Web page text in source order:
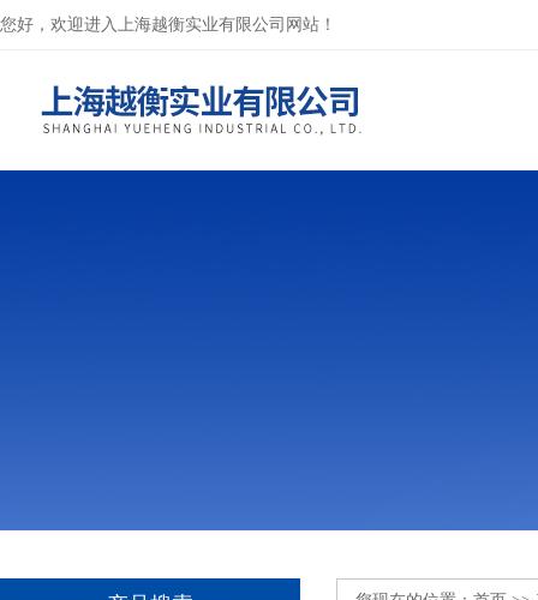
您好，欢迎进入上海越衡实业有限公司网站！